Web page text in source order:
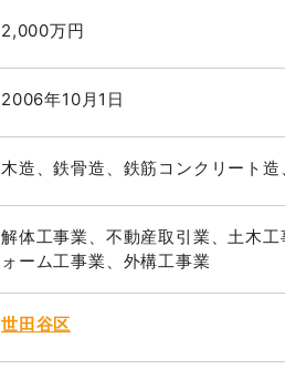
2,000万円
2006年10月1日
木造、鉄骨造、鉄筋コンクリート造
解体工事業、不動産取引業、土木
ォーム工事業、外構工事業
世田谷区